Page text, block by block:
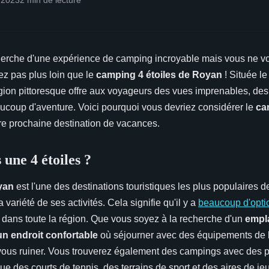
d'une expérience de camping incroyable mais vous ne
pas plus loin que le camping 4 étoiles de Royan ! Située
pittoresque offre aux voyageurs des vues imprenables,
d'aventure. Voici pourquoi vous devriez considérer le
prochaine destination de vacances.
4 étoiles ?
est l'une des destinations touristiques les plus populaires
variété de ses activités. Cela signifie qu'il y a beaucoup
toute la région. Que vous soyez à la recherche d'un
endroit confortable où séjourner avec des équipements de
ruiner. Vous trouverez également des campings avec des